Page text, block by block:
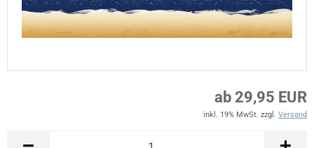
ab 29,95 EUR
inkl. 19% MwSt. zzgl. Versand